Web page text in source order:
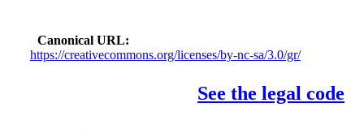
Canonical URL
https://creativecommons.org/licenses/by-nc-sa/3.0/gr/
See the legal code